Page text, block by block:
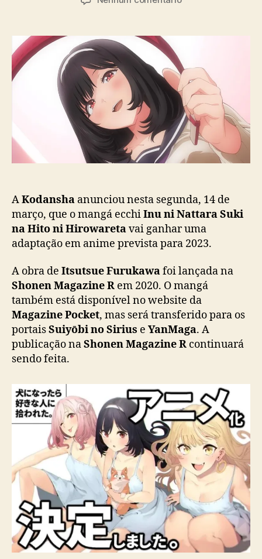
r
d
o
d
p
b
i
c
a
ç
ã
a
g
á
e
c
c
h
i
n
i
N
a
t
a
r
a
S
u
k
i
H
i
t
o
n
i
H
i
r
o
w
r
e
AKodansha anunciou nesta segunda, 14 de
março, que o mangá ecchiInu ni Nattara Suki
na Hito ni Hirowaretavai ganhar uma
adaptação em anime prevista para 2023.
A obra de Itsutsue Furukawafoi lançada na
Shonen Magazine R em 2020. O mangá
também está disponível no website da
Magazine Pocket, mas será transferido para os
portaisSuiyōbi no Sirius e YanMaga. A
publicação naShonen Magazine R continuará
sendo feita.